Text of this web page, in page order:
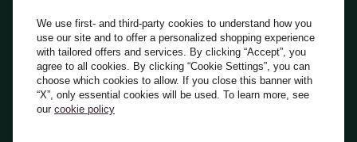
Everli News
Domande frequenti
Lavora con noi
Diventa Shopper
Investitori
PrivacyCookiePreferenze Cookie
Termini e CondizioniCodice Etico
Indirizzo PEC: everli@pec.it - indirizzo DPO: dpo@everli.com
We use first- and third-party cookies to understand how you
use our site and to offer a personalized shopping experience
with tailored offers and services. By clicking “Accept”, you
agree to all cookies. By clicking “Cookie Settings”, you can
choose which cookies to allow. If you close this banner with
“X”, only essential cookies will be used. To learn more, see
our cookie policy